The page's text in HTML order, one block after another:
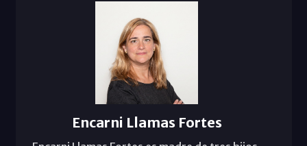
Encarni Llamas Fortes